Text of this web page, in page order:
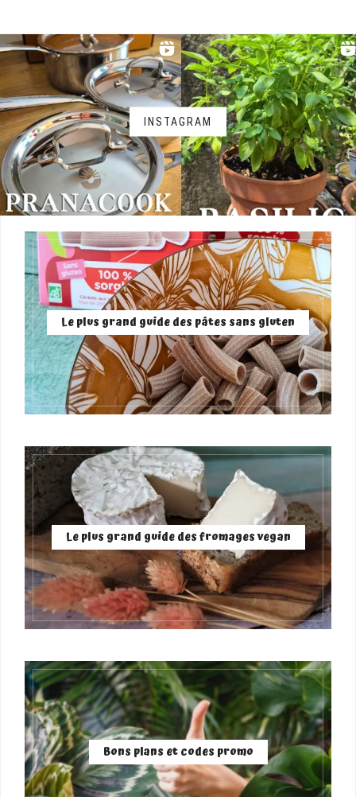
INSTAGRAM
Le plus grand guide des pâtes sans gluten
Le plus grand guide des fromages vegan
Bons plans et codes promo